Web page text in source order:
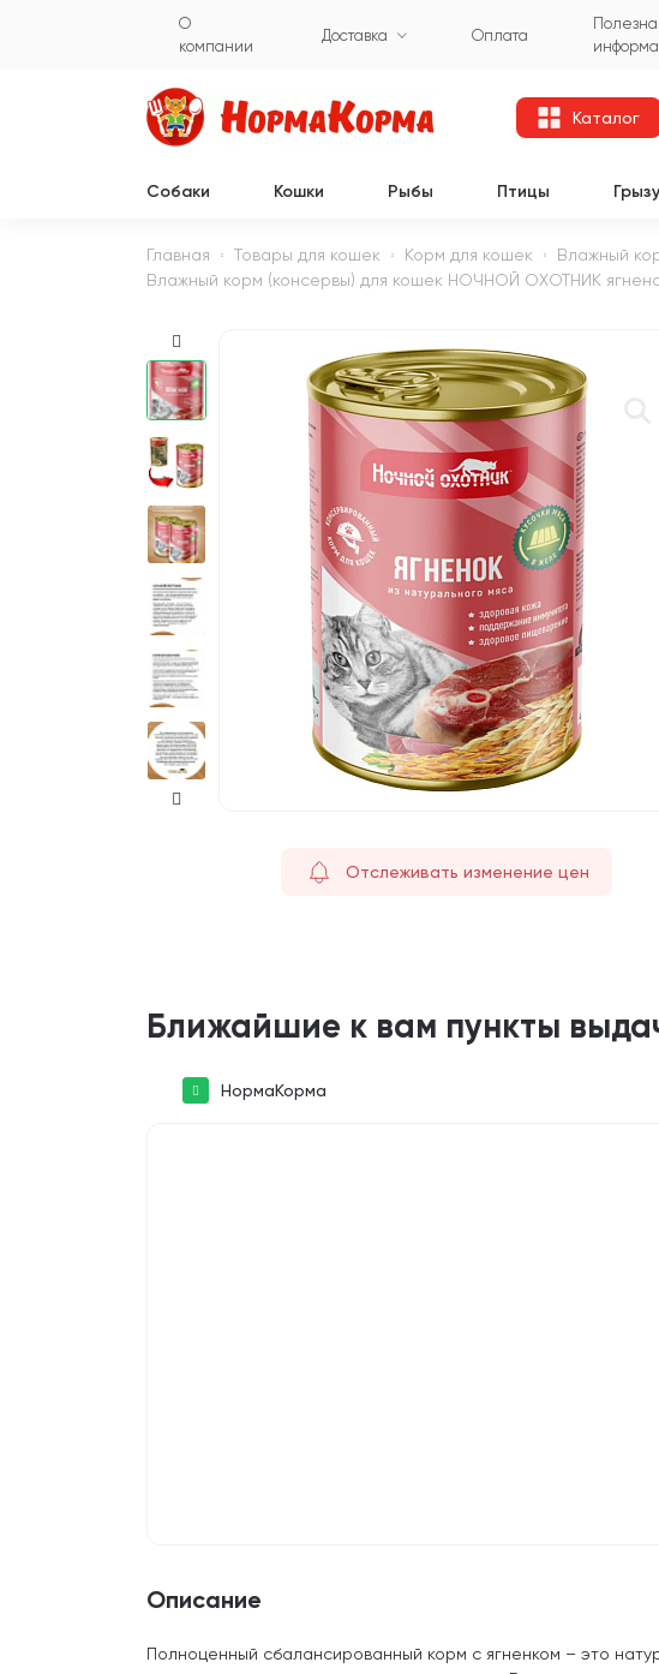
О
компании
Доставка Оплата
Каталог
Собаки Кошки Рыбы Птицы
Главная Товары для кошек Корм для кошек Влажный
Влажный корм (консервы) для кошек НОЧНОЙ ОХОТНИК
Отслеживать изменение цен
Ближайшие к вам пункты
НормаКорма
Описание
Полноценный сбалансированный корм с ягненком – это